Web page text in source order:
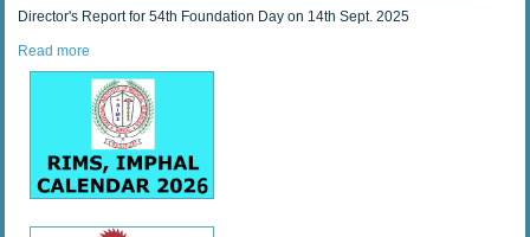
Director's Report for 54th Foundation Day on 14th Sept. 2025
Read more